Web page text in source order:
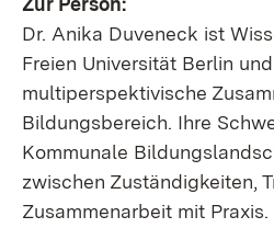
Dr. Anika Duveneck ist
Freien Universität Berlin
multiperspektivische
Bildungsbereich. Ihre
Kommunale
zwischen Zuständigkeiten,
Zusammenarbeit mit